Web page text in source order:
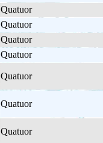
Quatuor
Quatuor
Quatuor
Quatuor
Quatuor
Quatuor
Quatuor